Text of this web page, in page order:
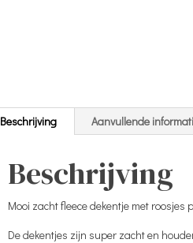
Beschrijving Aanvullende
Beschrijving
Mooi zacht fleece dekentje met
De dekentjes zijn super zacht en